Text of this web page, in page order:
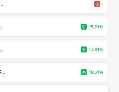
-
15,21%
14,91%
18,61%